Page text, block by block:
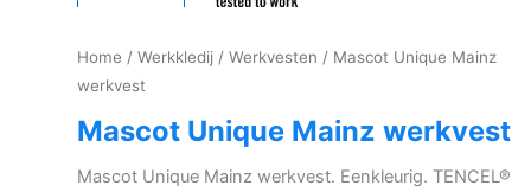
Home / Werkkledij / Werkvesten / Mascot Unique Mainz
werkvest
Mascot Unique Mainz werkvest
Mascot Unique Mainz werkvest. Eenkleurig. TENCEL®